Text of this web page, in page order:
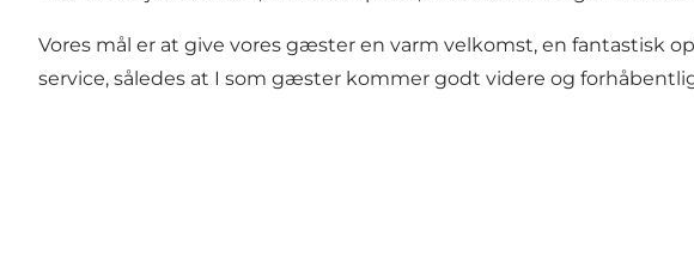
Vores mål er at give vores gæster en varm velkomst, en fantastisk
service, således at I som gæster kommer godt videre og